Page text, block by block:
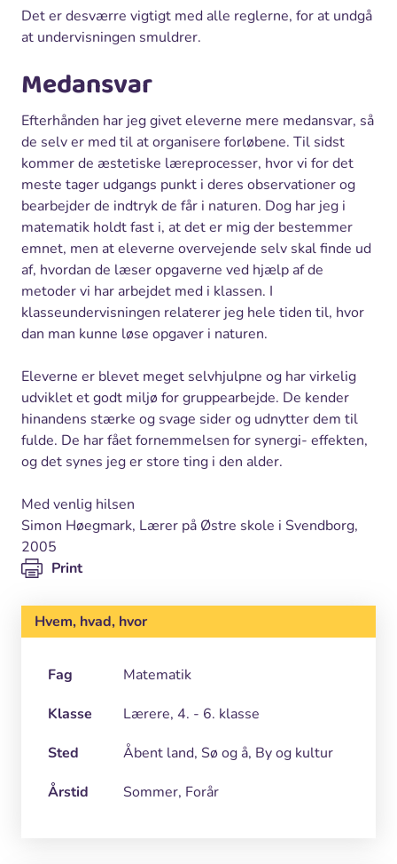
Det er desværre vigtigt med alle reglerne, for at undgå
at undervisningen smuldrer.
Medansvar
Efterhånden har jeg givet eleverne mere medansvar, så
de selv er med til at organisere forløbene. Til sidst
kommer de æstetiske læreprocesser, hvor vi for det
meste tager udgangs punkt i deres observationer og
bearbejder de indtryk de får i naturen. Dog har jeg i
matematik holdt fast i, at det er mig der bestemmer
emnet, men at eleverne overvejende selv skal finde ud
af, hvordan de læser opgaverne ved hjælp af de
metoder vi har arbejdet med i klassen. I
klasseundervisningen relaterer jeg hele tiden til, hvor
dan man kunne løse opgaver i naturen.
Eleverne er blevet meget selvhjulpne og har virkelig
udviklet et godt miljø for gruppearbejde. De kender
hinandens stærke og svage sider og udnytter dem til
fulde. De har fået fornemmelsen for synergi- effekten,
og det synes jeg er store ting i den alder.
Med venlig hilsen
Simon Høegmark, Lærer på Østre skole i Svendborg,
2005
Print
Hvem, hvad, hvor
Fag
Matematik
Klasse
Lærere, 4. - 6. klasse
Sted
Åbent land, Sø og å, By og kultur
Årstid
Sommer, Forår